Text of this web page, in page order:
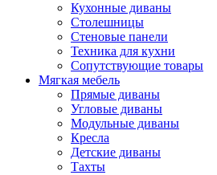
Кухонные диваны
Столешницы
Стеновые панели
Техника для кухни
Сопутствующие товары
Мягкая мебель
Прямые диваны
Угловые диваны
Модульные диваны
Кресла
Детские диваны
Тахты